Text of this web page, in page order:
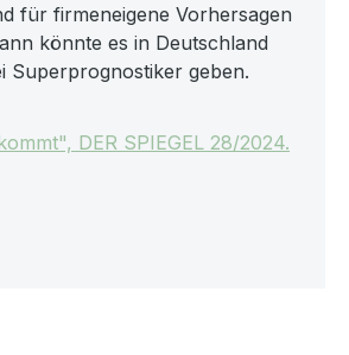
für firmeneigene Vorhersagen
könnte es in Deutschland
Superprognostiker geben.
DER SPIEGEL 28/2024.